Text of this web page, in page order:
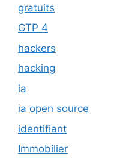
gratuits
GTP 4
hackers
hacking
ia
ia open source
identifiant
Immobilier